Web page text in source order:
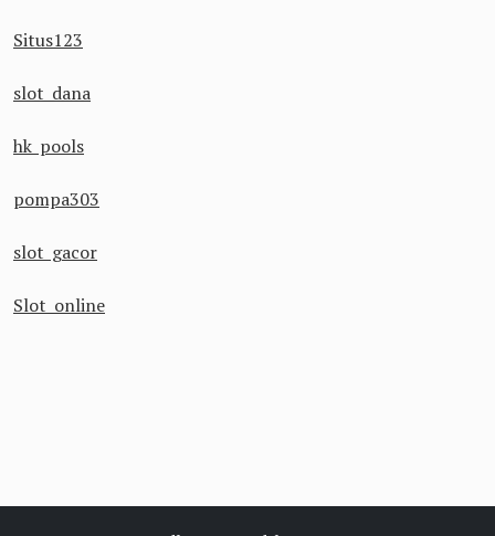
Situs123
slot dana
hk pools
pompa303
slot gacor
Slot online